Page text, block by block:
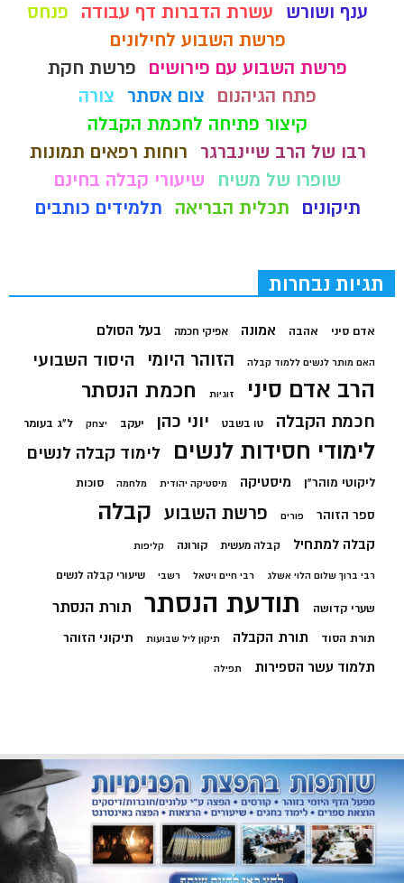
ענף ושורש
עשרת הדברות דף עבודה
פנחס
פרשת השבוע לחילונים
פרשת השבוע עם פירושים
פרשת חקת
פתח הגיהנום
צום אסתר
צורה
קיצור פתיחה לחכמת הקבלה
רבו של הרב שיינברגר
רוחות רפאים תמונות
שופרו של משיח
שיעורי קבלה בחינם
תיקונים
תכלית הבריאה תלמידים כותבים
תגיות נבחרות
אדם סיני אהבה אמונה אפיקי חכמה בעל הסולם
האם מותר לנשים ללמוד קבלה הזוהר היומי היסוד השבועי
הרב אדם סיני זוגיות חכמת הנסתר
חכמת הקבלה טו בשבט יוני כהן יעקב יצחק ל"ג בעומר
לימודי חסידות לנשים לימוד קבלה לנשים
ליקוטי מוהר"ן מיסטיקה מיסטיקה יהודית מלחמה סוכות
ספר הזוהר פורים פרשת השבוע קבלה
קבלה למתחיל קבלה מעשית קורונה קליפות
רבי ברוך שלום הלוי אשלג רבי חיים ויטאל רשבי שיעורי קבלה לנשים
שערי קדושה תודעת הנסתר תורת הנסתר
תורת הסוד תורת הקבלה תיקון ליל שבועות תיקוני הזוהר
תלמוד עשר הספירות תפילה